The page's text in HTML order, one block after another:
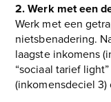
2. Werk met een
Werk met een
nietsbenadering.
laagste inkomens
“sociaal tarief
(inkomensdeciel 3)